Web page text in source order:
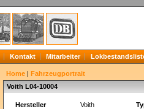
Kontakt Mitarbeiter
Home | Fahrzeugportrait
Voith L04-10004
Hersteller Voith